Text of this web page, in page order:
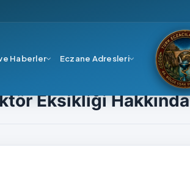
Haberler Eczane Adresleri
Eksikliği Hakkında